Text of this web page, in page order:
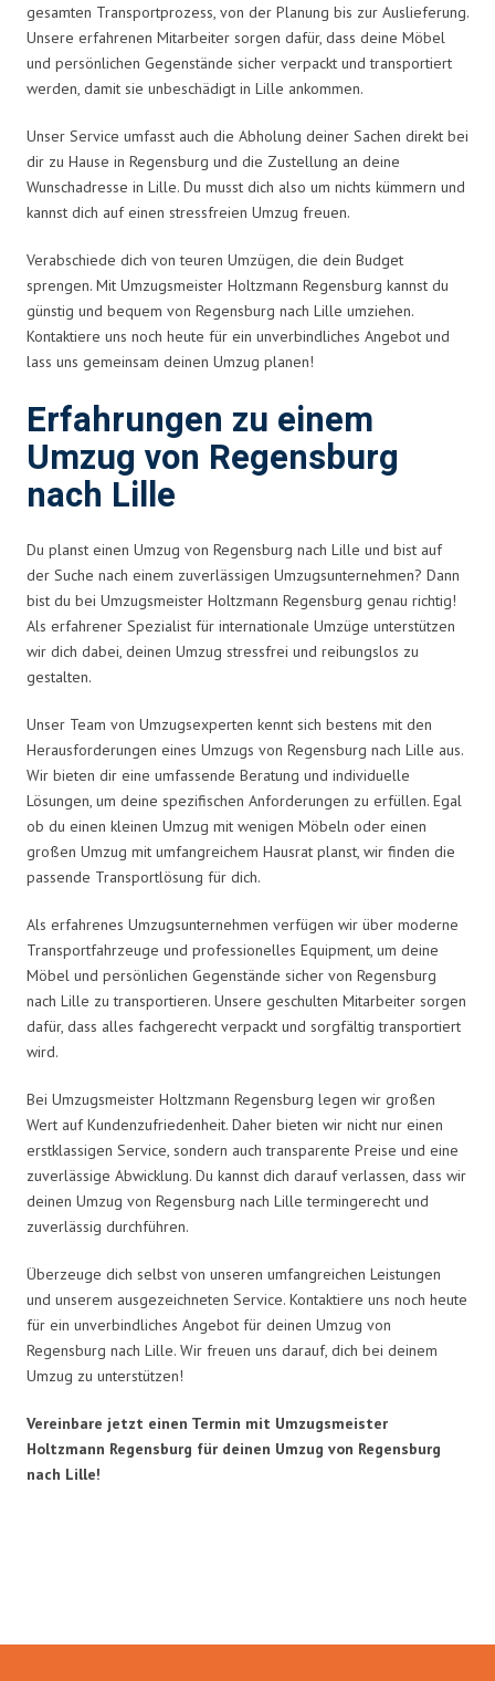
gesamten Transportprozess, von der Planung bis zur Auslieferung.
Unsere erfahrenen Mitarbeiter sorgen dafür, dass deine Möbel
und persönlichen Gegenstände sicher verpackt und transportiert
werden, damit sie unbeschädigt in Lille ankommen.
Unser Service umfasst auch die Abholung deiner Sachen direkt bei
dir zu Hause in Regensburg und die Zustellung an deine
Wunschadresse in Lille. Du musst dich also um nichts kümmern und
kannst dich auf einen stressfreien Umzug freuen.
Verabschiede dich von teuren Umzügen, die dein Budget
sprengen. Mit Umzugsmeister Holtzmann Regensburg kannst du
günstig und bequem von Regensburg nach Lille umziehen.
Kontaktiere uns noch heute für ein unverbindliches Angebot und
lass uns gemeinsam deinen Umzug planen!
Erfahrungen zu einem
Umzug von Regensburg
nach Lille
Du planst einen Umzug von Regensburg nach Lille und bist auf
der Suche nach einem zuverlässigen Umzugsunternehmen? Dann
bist du bei Umzugsmeister Holtzmann Regensburg genau richtig!
Als erfahrener Spezialist für internationale Umzüge unterstützen
wir dich dabei, deinen Umzug stressfrei und reibungslos zu
gestalten.
Unser Team von Umzugsexperten kennt sich bestens mit den
Herausforderungen eines Umzugs von Regensburg nach Lille aus.
Wir bieten dir eine umfassende Beratung und individuelle
Lösungen, um deine spezifischen Anforderungen zu erfüllen. Egal
ob du einen kleinen Umzug mit wenigen Möbeln oder einen
großen Umzug mit umfangreichem Hausrat planst, wir finden die
passende Transportlösung für dich.
Als erfahrenes Umzugsunternehmen verfügen wir über moderne
Transportfahrzeuge und professionelles Equipment, um deine
Möbel und persönlichen Gegenstände sicher von Regensburg
nach Lille zu transportieren. Unsere geschulten Mitarbeiter sorgen
dafür, dass alles fachgerecht verpackt und sorgfältig transportiert
wird.
Bei Umzugsmeister Holtzmann Regensburg legen wir großen
Wert auf Kundenzufriedenheit. Daher bieten wir nicht nur einen
erstklassigen Service, sondern auch transparente Preise und eine
zuverlässige Abwicklung. Du kannst dich darauf verlassen, dass wir
deinen Umzug von Regensburg nach Lille termingerecht und
zuverlässig durchführen.
Überzeuge dich selbst von unseren umfangreichen Leistungen
und unserem ausgezeichneten Service. Kontaktiere uns noch heute
für ein unverbindliches Angebot für deinen Umzug von
Regensburg nach Lille. Wir freuen uns darauf, dich bei deinem
Umzug zu unterstützen!
Vereinbare jetzt einen Termin mit Umzugsmeister
Holtzmann Regensburg für deinen Umzug von Regensburg
nach Lille!